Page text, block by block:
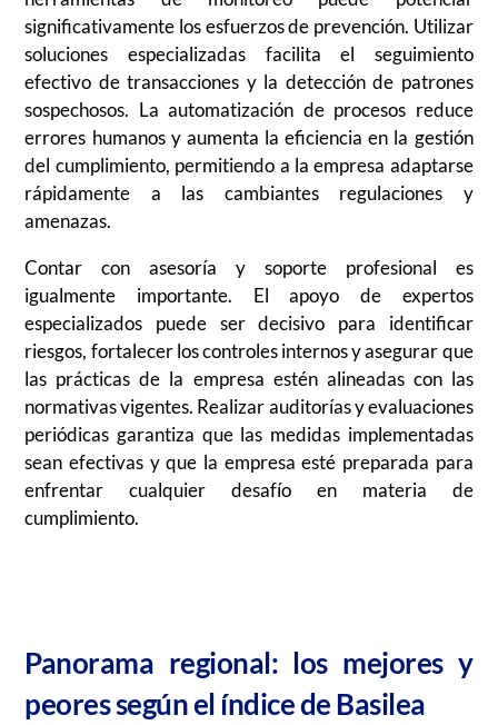
significativamente los esfuerzos de prevención. Utilizar
soluciones especializadas facilita el seguimiento
efectivo de transacciones y la detección de patrones
sospechosos. La automatización de procesos reduce
errores humanos y aumenta la eficiencia en la gestión
del cumplimiento, permitiendo a la empresa adaptarse
rápidamente a las cambiantes regulaciones y
amenazas.
Contar con asesoría y soporte profesional es
igualmente importante. El apoyo de expertos
especializados puede ser decisivo para identificar
riesgos, fortalecer los controles internos y asegurar que
las prácticas de la empresa estén alineadas con las
normativas vigentes. Realizar auditorías y evaluaciones
periódicas garantiza que las medidas implementadas
sean efectivas y que la empresa esté preparada para
enfrentar cualquier desafío en materia de
cumplimiento.
Panorama regional: los mejores y
peores según el índice de Basilea